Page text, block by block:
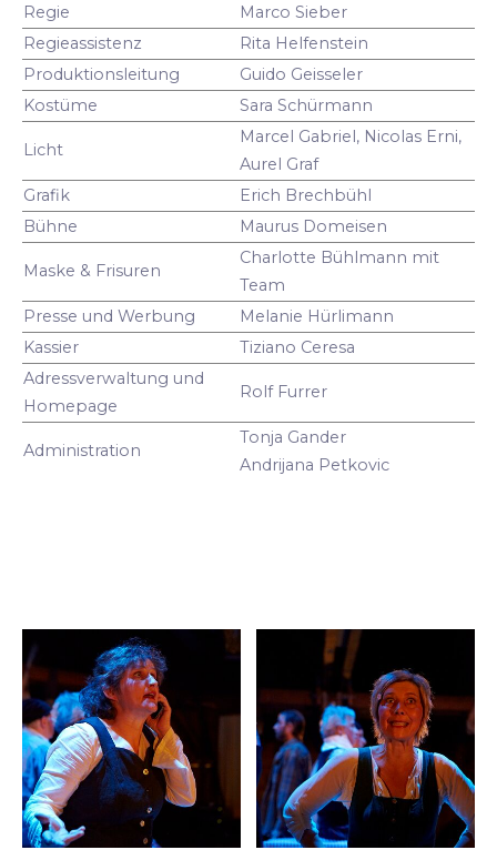
Regie
Marco Sieber
Regieassistenz
Rita Helfenstein
Produktionsleitung
Guido Geisseler
Kostüme
Sara Schürmann
Licht
Marcel Gabriel, Nicolas Erni,
Aurel Graf
Grafik
Erich Brechbühl
Bühne
Maurus Domeisen
Maske & Frisuren
Charlotte Bühlmann mit
Team
Presse und Werbung
Melanie Hürlimann
Kassier
Tiziano Ceresa
Adressverwaltung und
Homepage
Rolf Furrer
Administration
Tonja Gander
Andrijana Petkovic